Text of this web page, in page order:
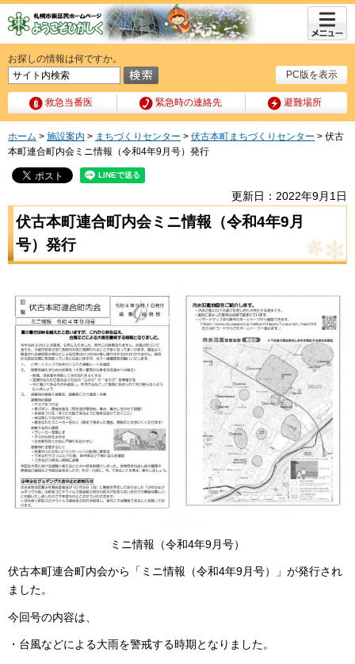
PC版を表示
お探しの情報は何ですか。
救急当番医 緊急時の連絡先 避難場所
メニュ
ー
ホーム > 施設案内 > まちづくりセンター > 伏古本町まちづくりセンター > 伏古
本町連合町内会ミニ情報（令和4年9月号）発行
更新日：2022年9月1日
伏古本町連合町内会ミニ情報（令和4年9月
号）発行
ミニ情報（令和4年9月号）
伏古本町連合町内会から「ミニ情報（令和4年9月号）」が発行され
ました。
今回号の内容は、
・台風などによる大雨を警戒する時期となりました。